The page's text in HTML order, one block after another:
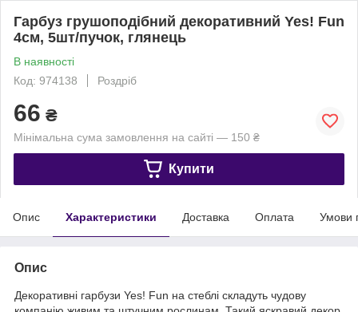
Гарбуз грушоподібний декоративний Yes! Fun
4см, 5шт/пучок, глянець
В наявності
Код: 974138
Роздріб
66 ₴
Мінімальна сума замовлення на сайті — 150 ₴
Купити
Опис Характеристики Доставка Оплата Умови
Опис
Декоративні гарбузи Yes! Fun на стеблі складуть чудову